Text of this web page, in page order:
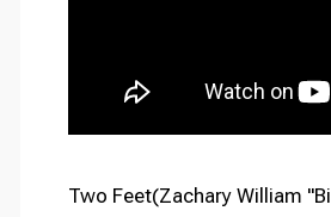
Two Feet(Zachary William